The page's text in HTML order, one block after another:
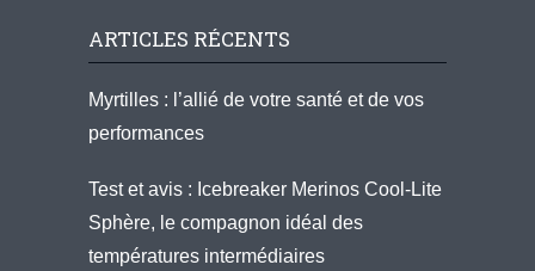
ARTICLES RÉCENTS
Myrtilles : l’allié de votre santé et de vos
performances
Test et avis : Icebreaker Merinos Cool-Lite
Sphère, le compagnon idéal des
températures intermédiaires